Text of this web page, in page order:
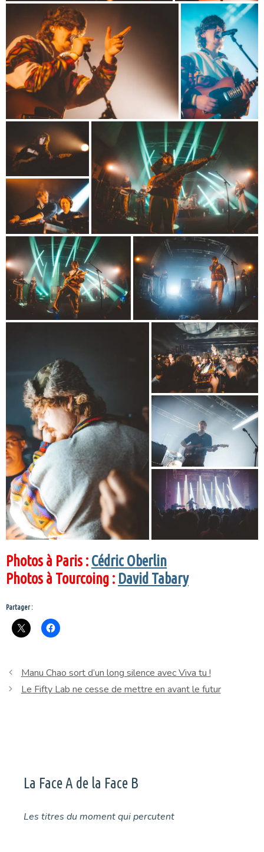
Photos à Paris : Cédric Oberlin
Photos à Tourcoing : David Tabary
Partager :
Manu Chao sort d’un long silence avec Viva tu !
Le Fifty Lab ne cesse de mettre en avant le futur
La Face A de la Face B
Les titres du moment qui percutent